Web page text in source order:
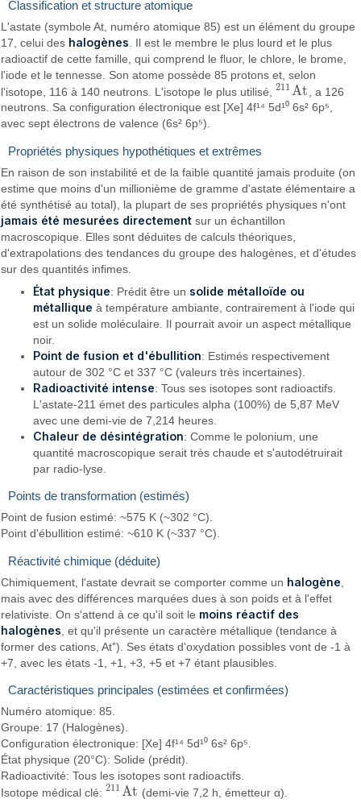
Classification et structure atomique
L'astate (symbole At, numéro atomique 85) est un élément du groupe
17, celui des halogènes . Il est le membre le plus lourd et le plus
radioactif de cette famille, qui comprend le fluor, le chlore, le brome,
l'iode et le tennesse. Son atome possède 85 protons et, selon
l'isotope, 116 à 140 neutrons. L'isotope le plus utilisé,211At
211At
, a 126
neutrons. Sa configuration électronique est [Xe] 4f¹⁴ 5d¹⁰ 6s² 6p⁵,
avec sept électrons de valence (6s² 6p⁵).
Propriétés physiques hypothétiques et extrêmes
En raison de son instabilité et de la faible quantité jamais produite (on
estime que moins d'un millionième de gramme d'astate élémentaire a
été synthétisé au total), la plupart de ses propriétés physiques n'ont
jamais été mesurées directement sur un échantillon
macroscopique. Elles sont déduites de calculs théoriques,
d'extrapolations des tendances du groupe des halogènes, et d'études
sur des quantités infimes.
État physique: Prédit être un solide métalloïde ou
métallique à température ambiante, contrairement à l'iode qui
est un solide moléculaire. Il pourrait avoir un aspect métallique
noir.
Point de fusion et d'ébullition: Estimés respectivement
autour de 302 °C et 337 °C (valeurs très incertaines).
Radioactivité intense: Tous ses isotopes sont radioactifs.
L'astate-211 émet des particules alpha (100%) de 5,87 MeV
avec une demi-vie de 7,214 heures.
Chaleur de désintégration: Comme le polonium, une
quantité macroscopique serait très chaude et s'autodétruirait
par radio-lyse.
Points de transformation (estimés)
Point de fusion estimé: ~575 K (~302 °C).
Point d'ébullition estimé: ~610 K (~337 °C).
Réactivité chimique (déduite)
Chimiquement, l'astate devrait se comporter comme un halogène
mais avec des différences marquées dues à son poids et à l'effet
relativiste. On s'attend à ce qu'il soit le moins réactif des
halogènes , et qu'il présente un caractère métallique (tendance à
former des cations, At⁺). Ses états d'oxydation possibles vont de -1 à
+7, avec les états -1, +1, +3, +5 et +7 étant plausibles.
Caractéristiques principales (estimées et confirmées)
Numéro atomique: 85.
Groupe: 17 (Halogènes).
Configuration électronique: [Xe] 4f¹⁴ 5d¹⁰ 6s² 6p⁵.
État physique (20°C): Solide (prédit).
Radioactivité: Tous les isotopes sont radioactifs.
Isotope médical clé:211At
211At (demi-vie 7,2 h, émetteur α).